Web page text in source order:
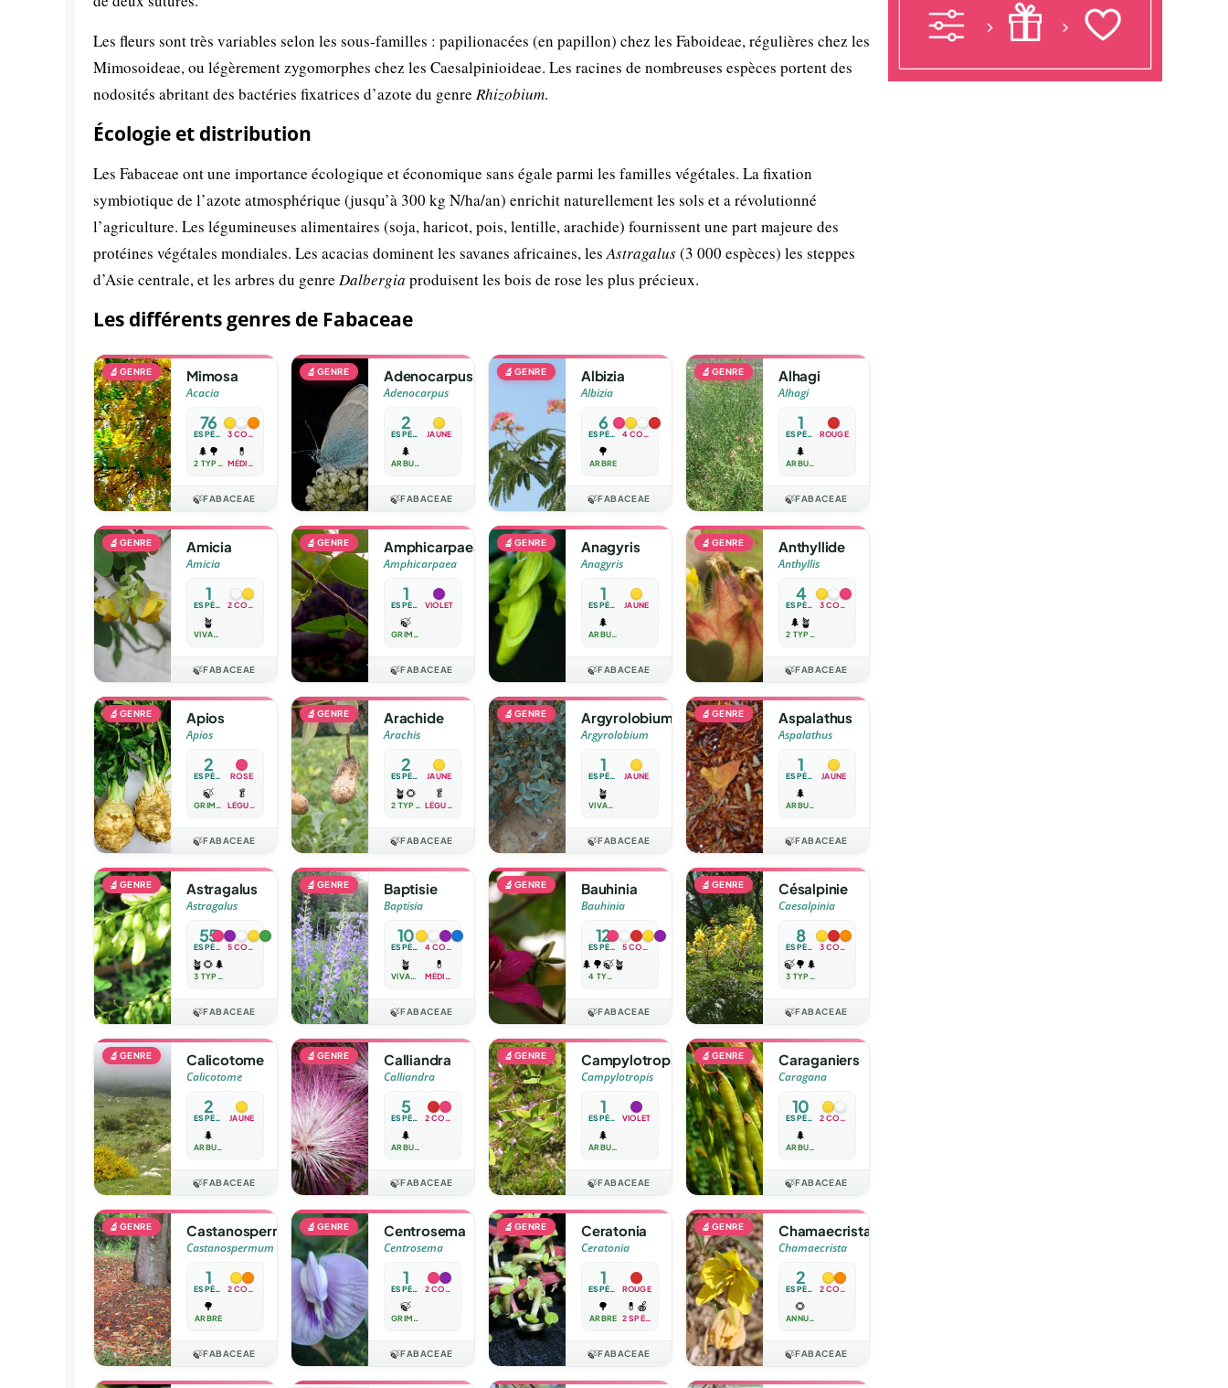
Les fleurs sont très variables selon les sous-familles : papilionacées (en papillon) chez les Faboideae, régulières chez les
Mimosoideae, ou légèrement zygomorphes chez les Caesalpinioideae. Les racines de nombreuses espèces portent des
nodosités abritant des bactéries fixatrices d’azote du genre Rhizobium.
Écologie et distribution
Les Fabaceae ont une importance écologique et économique sans égale parmi les familles végétales. La fixation
symbiotique de l’azote atmosphérique (jusqu’à 300 kg N/ha/an) enrichit naturellement les sols et a révolutionné
l’agriculture. Les légumineuses alimentaires (soja, haricot, pois, lentille, arachide) fournissent une part majeure des
protéines végétales mondiales. Les acacias dominent les savanes africaines, lesAstragalus(3 000 espèces) les steppes
d’Asie centrale, et les arbres du genre Dalbergia produisent les bois de rose les plus précieux.
Les différents genres de Fabaceae
🔬 GENRE Mimosa
Acacia
76
ESPÈCES 3 COULEURS
🌲 🌳
2 TYPES
💊
MÉDICINALE
🍃FABACEAE
🔬 GENRE Adenocarpus
Adenocarpus
2
ESPÈCES JAUNE
🌲
ARBUSTE
🍃FABACEAE
🔬 GENRE Albizia
Albizia
6
ESPÈCES 4 COULEURS
🌳
ARBRE
🍃FABACEAE
🔬 GENRE Alhagi
Alhagi
1
ESPÈCE ROUGE
🌲
ARBUSTE
🍃FABACEAE
🔬 GENRE Amicia
Amicia
1
ESPÈCE 2 COULEURS
🪴
VIVACE
🍃FABACEAE
🔬 GENRE Amphicarpaea
Amphicarpaea
1
ESPÈCE VIOLET
🍃
GRIMPANTE
🍃FABACEAE
🔬 GENRE Anagyris
Anagyris
1
ESPÈCE JAUNE
🌲
ARBUSTE
🍃FABACEAE
🔬 GENRE Anthyllide
Anthyllis
4
ESPÈCES 3 COULEURS
🌲 🪴
2 TYPES
🍃FABACEAE
🔬 GENRE Apios
Apios
2
ESPÈCES ROSE
🍃
GRIMPANTE
🥬
LÉGUME
🍃FABACEAE
🔬 GENRE Arachide
Arachis
2
ESPÈCES JAUNE
🪴🌻
2 TYPES
🥬
LÉGUME
🍃FABACEAE
🔬 GENRE Argyrolobium
Argyrolobium
1
ESPÈCE JAUNE
🪴
VIVACE
🍃FABACEAE
🔬 GENRE Aspalathus
Aspalathus
1
ESPÈCE JAUNE
🌲
ARBUSTE
🍃FABACEAE
🔬 GENRE Astragalus
Astragalus
55
ESPÈCES 5 COULEURS
🪴🌻 🌲
3 TYPES
🍃FABACEAE
🔬 GENRE Baptisie
Baptisia
10
ESPÈCES 4 COULEURS
🪴
VIVACE
💊
MÉDICINALE
🍃FABACEAE
🔬 GENRE Bauhinia
Bauhinia
12
ESPÈCES 5 COULEURS
🌲 🌳🍃🪴
4 TYPES
🍃FABACEAE
🔬 GENRE Césalpinie
Caesalpinia
8
ESPÈCES 3 COULEURS
🍃🌳 🌲
3 TYPES
🍃FABACEAE
🔬 GENRE Calicotome
Calicotome
2
ESPÈCES JAUNE
🌲
ARBUSTE
🍃FABACEAE
🔬 GENRE Calliandra
Calliandra
5
ESPÈCES 2 COULEURS
🌲
ARBUSTE
🍃FABACEAE
🔬 GENRE Campylotropis
Campylotropis
1
ESPÈCE VIOLET
🌲
ARBUSTE
🍃FABACEAE
🔬 GENRE Caraganiers
Caragana
10
ESPÈCES 2 COULEURS
🌲
ARBUSTE
🍃FABACEAE
🔬 GENRE Castanospermum
Castanospermum
1
ESPÈCE 2 COULEURS
🌳
ARBRE
🍃FABACEAE
🔬 GENRE Centrosema
Centrosema
1
ESPÈCE 2 COULEURS
🍃
GRIMPANTE
🍃FABACEAE
🔬 GENRE Ceratonia
Ceratonia
1
ESPÈCE ROUGE
🌳
ARBRE
💊 🍎
2 SPÉCIAUX
🍃FABACEAE
🔬 GENRE Chamaecrista
Chamaecrista
2
ESPÈCES 2 COULEURS
🌻
ANNUELLE
🍃FABACEAE